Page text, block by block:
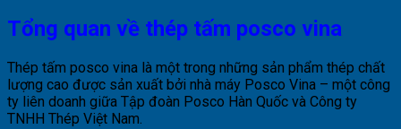
Tổng quan về thép tấm posco vina
Thép tấm posco vina là một trong những sản phẩm thép chất
lượng cao được sản xuất bởi nhà máy Posco Vina – một công
ty liên doanh giữa Tập đoàn Posco Hàn Quốc và Công ty
TNHH Thép Việt Nam.